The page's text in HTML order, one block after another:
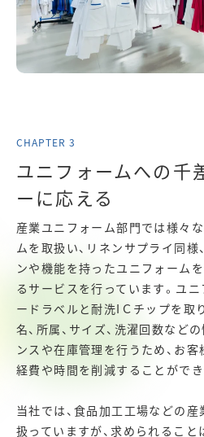
ユニフォームへの千
ーに応える
産業ユニフォーム部門では様々
ムを取扱い、リネンサプライ同様
ンや機能を持ったユニフォーム
るサービスを行っています。ユ
ードラベルと耐洗IＣチップを取
名、所属、サイズ、洗濯回数など
ンスや在庫管理を行うため、お
経費や時間を削減することができ
当社では、食品加工工場などの
扱っていますが、求められるこ